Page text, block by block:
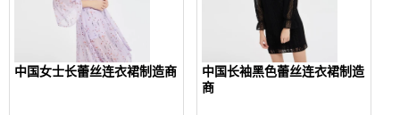
中国女士长蕾丝连衣裙制造商
中国长袖黑色蕾丝连衣裙制造
商